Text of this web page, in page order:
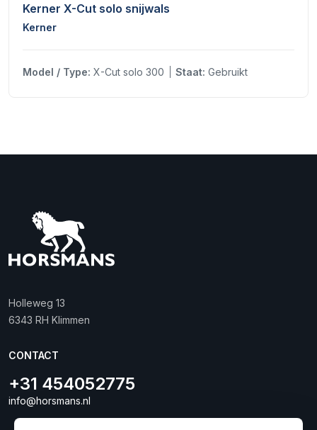
Kerner X-Cut solo snijwals
Kerner
Model / Type: X-Cut solo 300 Staat: Gebruikt
Holleweg 13
6343 RH Klimmen
CONTACT
+31 454052775
info@horsmans.nl